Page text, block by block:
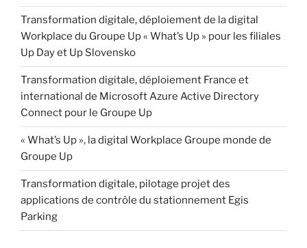
Transformation digitale, déploiement de la digital
Workplace du Groupe Up « What’s Up » pour les filiales
Up Day et Up Slovensko
Transformation digitale, déploiement France et
international de Microsoft Azure Active Directory
Connect pour le Groupe Up
« What’s Up », la digital Workplace Groupe monde de
Groupe Up
Transformation digitale, pilotage projet des
applications de contrôle du stationnement Egis
Parking